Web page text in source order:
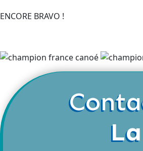
ENCORE BRAVO !